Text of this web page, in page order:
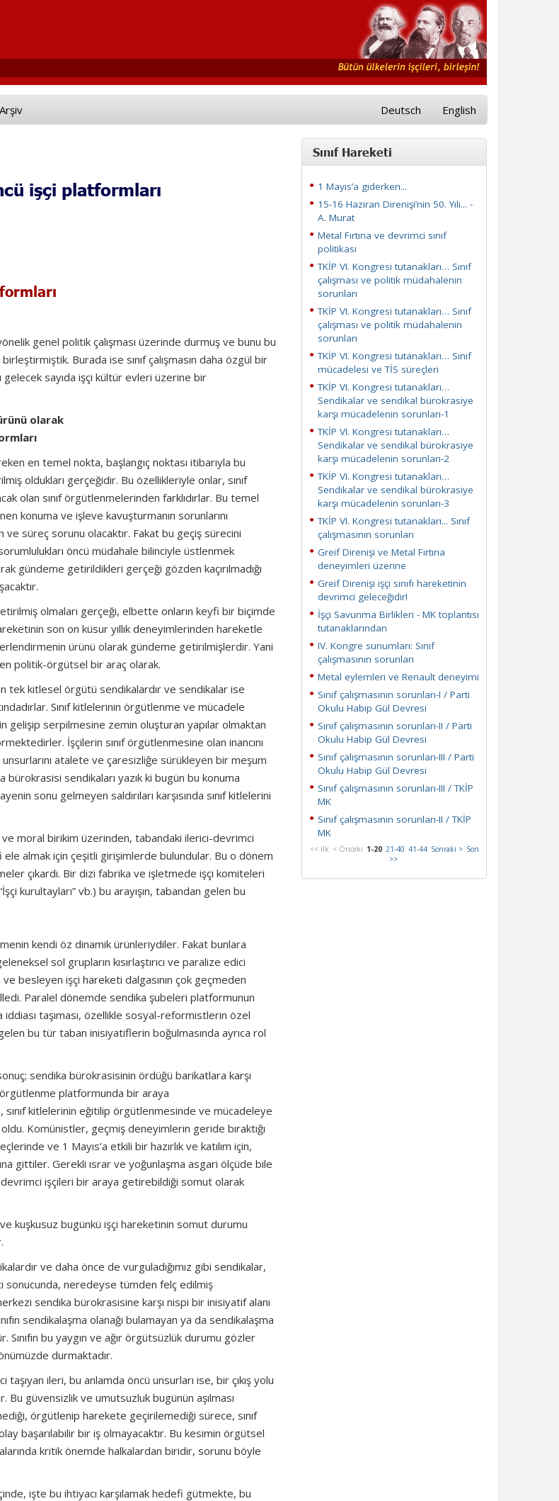
Arşiv Deutsch English
işçi platformları
genel politik çalışması üzerinde durmuş ve bunu bu
birleştirmiştik. Burada ise sınıf çalışmasın daha özgül bir
gelecek sayıda işçi kültür evleri üzerine bir
olarak
en temel nokta, başlangıç noktası itibarıyla bu
oldukları gerçeğidir. Bu özellikleriyle onlar, sınıf
olan sınıf örgütlenmelerinden farklıdırlar. Bu temel
konuma ve işleve kavuşturmanın sorunlarını
ve süreç sorunu olacaktır. Fakat bu geçiş sürecini
öncü müdahale bilinciyle üstlenmek
gündeme getirildikleri gerçeği gözden kaçırılmadığı
olmaları gerçeği, elbette onların keyfi bir biçimde
son on küsur yıllık deneyimlerinden hareketle
ürünü olarak gündeme getirilmişlerdir. Yani
politik-örgütsel bir araç olarak.
tek kitlesel örgütü sendikalardır ve sendikalar ise
Sınıf kitlelerinin örgütlenme ve mücadele
gelişip serpilmesine zemin oluşturan yapılar olmaktan
İşçilerin sınıf örgütlenmesine olan inancını
unsurlarını atalete ve çaresizliğe sürükleyen bir meşum
sendikaları yazık ki bugün bu konuma
sonu gelmeyen saldırıları karşısında sınıf kitlelerini
moral birikim üzerinden, tabandaki ilerici-devrimci
almak için çeşitli girişimlerde bulundular. Bu o dönem
çıkardı. Bir dizi fabrika ve işletmede işçi komiteleri
kurultayları” vb.) bu arayışın, tabandan gelen bu
kendi öz dinamik ürünleriydiler. Fakat bunlara
sol grupların kısırlaştırıcı ve paralize edici
besleyen işçi hareketi dalgasının çok geçmeden
Paralel dönemde sendika şubeleri platformunun
taşıması, özellikle sosyal-reformistlerin özel
bu tür taban inisiyatiflerin boğulmasında ayrıca rol
sendika bürokrasisinin ördüğü barikatlara karşı
platformunda bir araya
kitlelerinin eğitilip örgütlenmesinde ve mücadeleye
Komünistler, geçmiş deneyimlerin geride bıraktığı
ve 1 Mayıs’a etkili bir hazırlık ve katılım için,
gittiler. Gerekli ısrar ve yoğunlaşma asgari ölçüde bile
işçileri bir araya getirebildiği somut olarak
kuşkusuz bugünkü işçi hareketinin somut durumu
ve daha önce de vurguladığımız gibi sendikalar,
sonucunda, neredeyse tümden felç edilmiş
sendika bürokrasisine karşı nispi bir inisiyatif alanı
sendikalaşma olanağı bulamayan ya da sendikalaşma
bu yaygın ve ağır örgütsüzlük durumu gözler
durmaktadır.
ileri, bu anlamda öncü unsurları ise, bir çıkış yolu
güvensizlik ve umutsuzluk bugünün aşılması
örgütlenip harekete geçirilemediği sürece, sınıf
başarılabilir bir iş olmayacaktır. Bu kesimin örgütsel
kritik önemde halkalardan biridir, sorunu böyle
işte bu ihtiyacı karşılamak hedefi gütmekte, bu
Sınıf Hareketi
1 Mayıs’a giderken...
15-16 Haziran Direnişi’nin 50. Yılı... -
A. Murat
Metal Fırtına ve devrimci sınıf
politikası
TKİP VI. Kongresi tutanakları… Sınıf
çalışması ve politik müdahalenin
sorunları
TKİP VI. Kongresi tutanakları… Sınıf
çalışması ve politik müdahalenin
sorunları
TKİP VI. Kongresi tutanakları… Sınıf
mücadelesi ve TİS süreçleri
TKİP VI. Kongresi tutanakları…
Sendikalar ve sendikal bürokrasiye
karşı mücadelenin sorunları-1
TKİP VI. Kongresi tutanakları…
Sendikalar ve sendikal bürokrasiye
karşı mücadelenin sorunları-2
TKİP VI. Kongresi tutanakları…
Sendikalar ve sendikal bürokrasiye
karşı mücadelenin sorunları-3
TKİP VI. Kongresi tutanakları... Sınıf
çalışmasının sorunları
Greif Direnişi ve Metal Fırtına
deneyimleri üzerine
Greif Direnişi işçi sınıfı hareketinin
devrimci geleceğidir!
İşçi Savunma Birlikleri - MK toplantısı
tutanaklarından
IV. Kongre sunumları: Sınıf
çalışmasının sorunları
Metal eylemleri ve Renault deneyimi
Sınıf çalışmasının sorunları-I / Parti
Okulu Habip Gül Devresi
Sınıf çalışmasının sorunları-II / Parti
Okulu Habip Gül Devresi
Sınıf çalışmasının sorunları-III / Parti
Okulu Habip Gül Devresi
Sınıf çalışmasının sorunları-III / TKİP
MK
Sınıf çalışmasının sorunları-II / TKİP
MK
<< İlk < Önceki 1-20 21-40 41-44 Sonraki > Son
>>